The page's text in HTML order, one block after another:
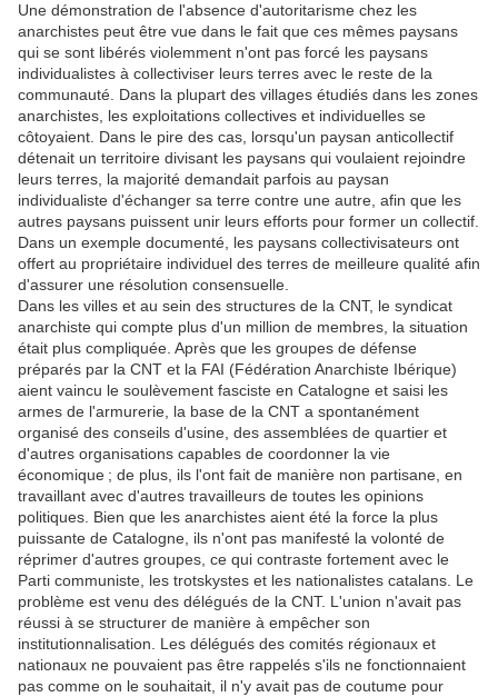
Une démonstration de l'absence d'autoritarisme chez les
anarchistes peut être vue dans le fait que ces mêmes paysans
qui se sont libérés violemment n'ont pas forcé les paysans
individualistes à collectiviser leurs terres avec le reste de la
communauté. Dans la plupart des villages étudiés dans les zones
anarchistes, les exploitations collectives et individuelles se
côtoyaient. Dans le pire des cas, lorsqu'un paysan anticollectif
détenait un territoire divisant les paysans qui voulaient rejoindre
leurs terres, la majorité demandait parfois au paysan
individualiste d'échanger sa terre contre une autre, afin que les
autres paysans puissent unir leurs efforts pour former un collectif.
Dans un exemple documenté, les paysans collectivisateurs ont
offert au propriétaire individuel des terres de meilleure qualité afin
d'assurer une résolution consensuelle.
Dans les villes et au sein des structures de la CNT, le syndicat
anarchiste qui compte plus d'un million de membres, la situation
était plus compliquée. Après que les groupes de défense
préparés par la CNT et la FAI (Fédération Anarchiste Ibérique)
aient vaincu le soulèvement fasciste en Catalogne et saisi les
armes de l'armurerie, la base de la CNT a spontanément
organisé des conseils d'usine, des assemblées de quartier et
d'autres organisations capables de coordonner la vie
économique ; de plus, ils l'ont fait de manière non partisane, en
travaillant avec d'autres travailleurs de toutes les opinions
politiques. Bien que les anarchistes aient été la force la plus
puissante de Catalogne, ils n'ont pas manifesté la volonté de
réprimer d'autres groupes, ce qui contraste fortement avec le
Parti communiste, les trotskystes et les nationalistes catalans. Le
problème est venu des délégués de la CNT. L'union n'avait pas
réussi à se structurer de manière à empêcher son
institutionnalisation. Les délégués des comités régionaux et
nationaux ne pouvaient pas être rappelés s'ils ne fonctionnaient
pas comme on le souhaitait, il n'y avait pas de coutume pour